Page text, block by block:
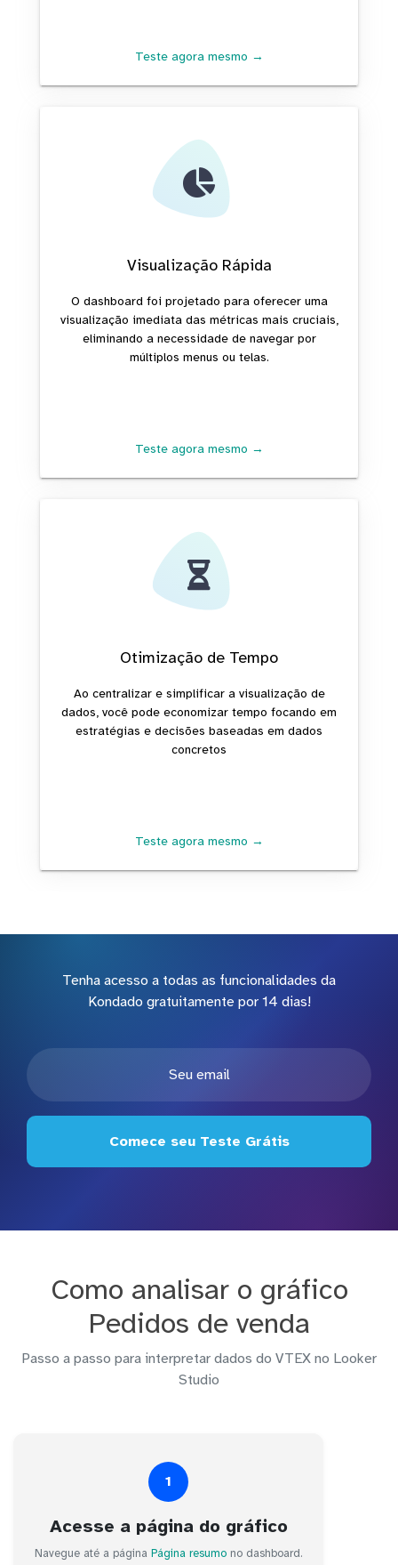
Teste agora mesmo →
Visualização Rápida
O dashboard foi projetado para oferecer uma
visualização imediata das métricas mais cruciais,
eliminando a necessidade de navegar por
múltiplos menus ou telas.
Teste agora mesmo →
Otimização de Tempo
Ao centralizar e simplificar a visualização de
dados, você pode economizar tempo focando em
estratégias e decisões baseadas em dados
concretos
Teste agora mesmo →
Tenha acesso a todas as funcionalidades da
Kondado gratuitamente por 14 dias!
Comece seu Teste Grátis
Como analisar o gráfico
Pedidos de venda
Passo a passo para interpretar dados do VTEX no Looker
Studio
1
Acesse a página do gráfico
Navegue até a página Página resumo no dashboard.